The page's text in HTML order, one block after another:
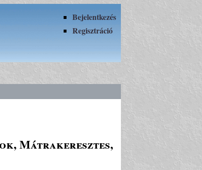
Bejelentkezés
Regisztráció
Mátrakeresztes,